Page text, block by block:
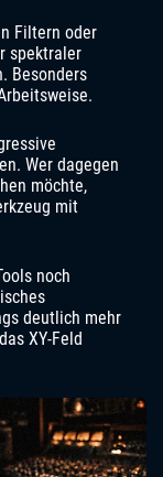
Filtern oder
spektraler
Besonders
Wer dagegen
möchte,
mit
noch
deutlich mehr
XY-Feld